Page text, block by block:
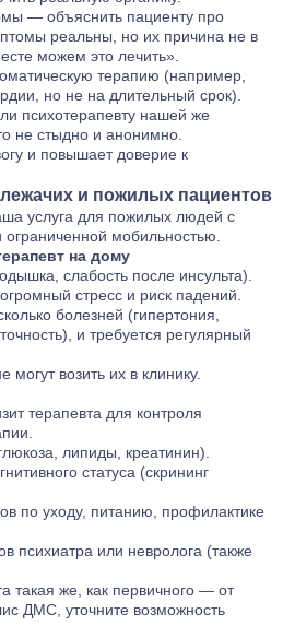
— объяснить пациенту про
реальны, но их причина не в
можем это лечить».
терапию (например,
но не на длительный срок).
психотерапевту нашей же
не стыдно и анонимно.
и повышает доверие к
и пожилых пациентов
услуга для пожилых людей с
мобильностью.
на дому
слабость после инсульта).
стресс и риск падений.
болезней (гипертония,
и требуется регулярный
могут возить их в клинику.
терапевта для контроля
липиды, креатинин).
статуса (скрининг
по уходу, питанию, профилактике
психиатра или невролога (также
такая же, как первичного — от
ДМС, уточните возможность